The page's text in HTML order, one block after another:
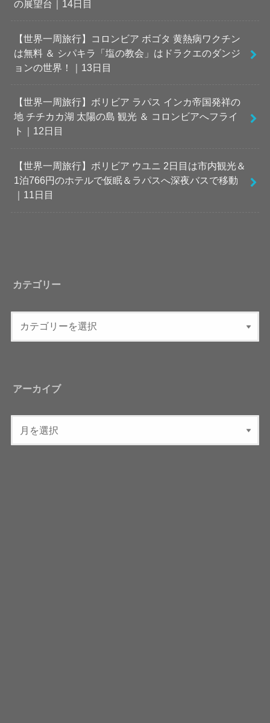
の展望台｜14日目
【世界一周旅行】コロンビア ボゴタ 黄熱病ワクチン
は無料 ＆ シパキラ「塩の教会」はドラクエのダンジ
ョンの世界！｜13日目
【世界一周旅行】ボリビア ラパス インカ帝国発祥の
地 チチカカ湖 太陽の島 観光 ＆ コロンビアへフライ
ト｜12日目
【世界一周旅行】ボリビア ウユニ 2日目は市内観光＆
1泊766円のホテルで仮眠＆ラパスへ深夜バスで移動
｜11日目
カテゴリー
アーカイブ